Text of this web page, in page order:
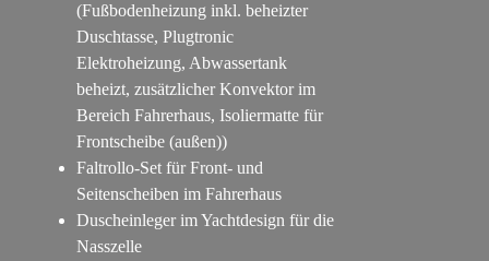
(Fußbodenheizung inkl. beheizter
Duschtasse, Plugtronic
Elektroheizung, Abwassertank
beheizt, zusätzlicher Konvektor im
Bereich Fahrerhaus, Isoliermatte für
Frontscheibe (außen))
Faltrollo-Set für Front- und
Seitenscheiben im Fahrerhaus
Duscheinleger im Yachtdesign für die
Nasszelle